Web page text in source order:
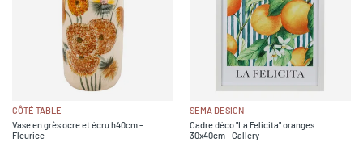
CÔTÉ TABLE
Vase en grès ocre et écru h40cm -
Fleurice
SEMA DESIGN
Cadre déco "La Felicita" oranges
30x40cm - Gallery